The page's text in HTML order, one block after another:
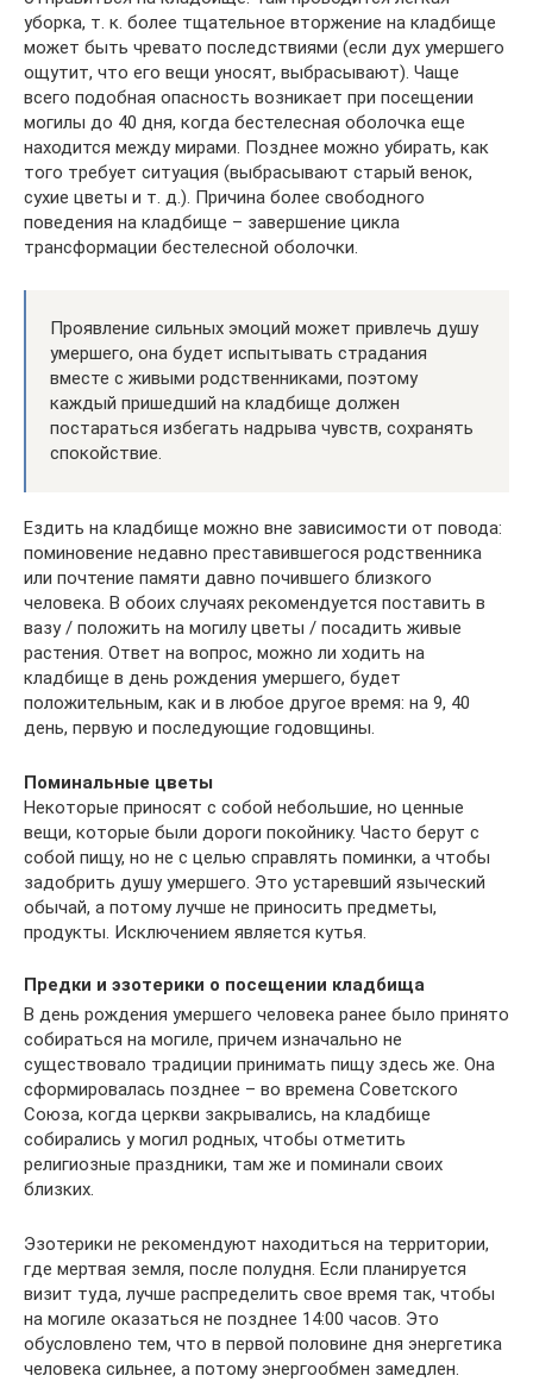
уборка, т. к. более тщательное вторжение на кладбище
может быть чревато последствиями (если дух умершего
ощутит, что его вещи уносят, выбрасывают). Чаще
всего подобная опасность возникает при посещении
могилы до 40 дня, когда бестелесная оболочка еще
находится между мирами. Позднее можно убирать, как
того требует ситуация (выбрасывают старый венок,
сухие цветы и т. д.). Причина более свободного
поведения на кладбище – завершение цикла
трансформации бестелесной оболочки.
Проявление сильных эмоций может привлечь душу
умершего, она будет испытывать страдания
вместе с живыми родственниками, поэтому
каждый пришедший на кладбище должен
постараться избегать надрыва чувств, сохранять
спокойствие.
Ездить на кладбище можно вне зависимости от повода:
поминовение недавно преставившегося родственника
или почтение памяти давно почившего близкого
человека. В обоих случаях рекомендуется поставить в
вазу / положить на могилу цветы / посадить живые
растения. Ответ на вопрос, можно ли ходить на
кладбище в день рождения умершего, будет
положительным, как и в любое другое время: на 9, 40
день, первую и последующие годовщины.
Поминальные цветы
Некоторые приносят с собой небольшие, но ценные
вещи, которые были дороги покойнику. Часто берут с
собой пищу, но не с целью справлять поминки, а чтобы
задобрить душу умершего. Это устаревший языческий
обычай, а потому лучше не приносить предметы,
продукты. Исключением является кутья.
Предки и эзотерики о посещении кладбища
В день рождения умершего человека ранее было принято
собираться на могиле, причем изначально не
существовало традиции принимать пищу здесь же. Она
сформировалась позднее – во времена Советского
Союза, когда церкви закрывались, на кладбище
собирались у могил родных, чтобы отметить
религиозные праздники, там же и поминали своих
близких.
Эзотерики не рекомендуют находиться на территории,
где мертвая земля, после полудня. Если планируется
визит туда, лучше распределить свое время так, чтобы
на могиле оказаться не позднее 14:00 часов. Это
обусловлено тем, что в первой половине дня энергетика
человека сильнее, а потому энергообмен замедлен.